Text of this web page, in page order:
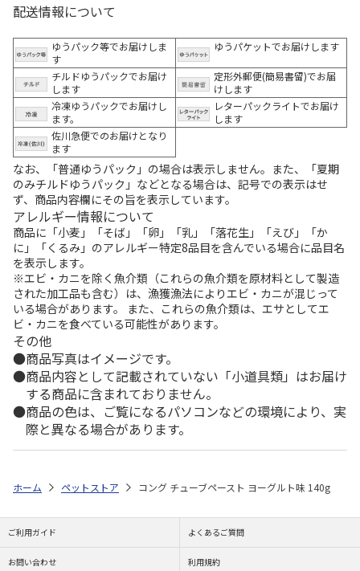
配送情報について
ゆうパック等でお届けしま
す
ゆうパケットでお届けします
チルドゆうパックでお届け
します
定形外郵便(簡易書留)でお届
けします
冷凍ゆうパックでお届けし
ます。
レターパックライトでお届け
します
佐川急便でのお届けとなり
ます
なお、「普通ゆうパック」の場合は表示しません。また、「夏期
のみチルドゆうパック」などとなる場合は、記号での表示はせ
ず、商品内容欄にその旨を表示しています。
アレルギー情報について
商品に「小麦」「そば」「卵」「乳」「落花生」「えび」「か
に」「くるみ」のアレルギー特定8品目を含んでいる場合に品目名
を表示します。
※エビ・カニを除く魚介類（これらの魚介類を原材料として製造
された加工品も含む）は、漁獲漁法によりエビ・カニが混じって
いる場合があります。 また、これらの魚介類は、エサとしてエ
ビ・カニを食べている可能性があります。
その他
商品写真はイメージです。
商品内容として記載されていない「小道具類」はお届け
する商品に含まれておりません。
商品の色は、ご覧になるパソコンなどの環境により、実
際と異なる場合があります。
ホーム ペットストア コング チューブペースト ヨーグルト味 140g
ご利用ガイド よくあるご質問
お問い合わせ 利用規約